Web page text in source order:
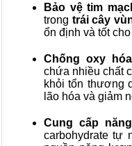
Bảo vệ tim
trong trái cây
ổn định và tốt
Chống oxy
chứa nhiều chất
khỏi tổn thương
lão hóa và giảm
Cung cấp
carbohydrate tự